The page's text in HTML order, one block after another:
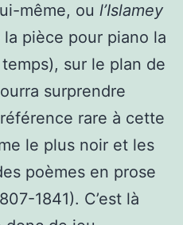
même, ou l’Islamey
la pièce pour piano la
sur le plan de
surprendre
rare à cette
le plus noir et les
poèmes en prose
1841). C’est là